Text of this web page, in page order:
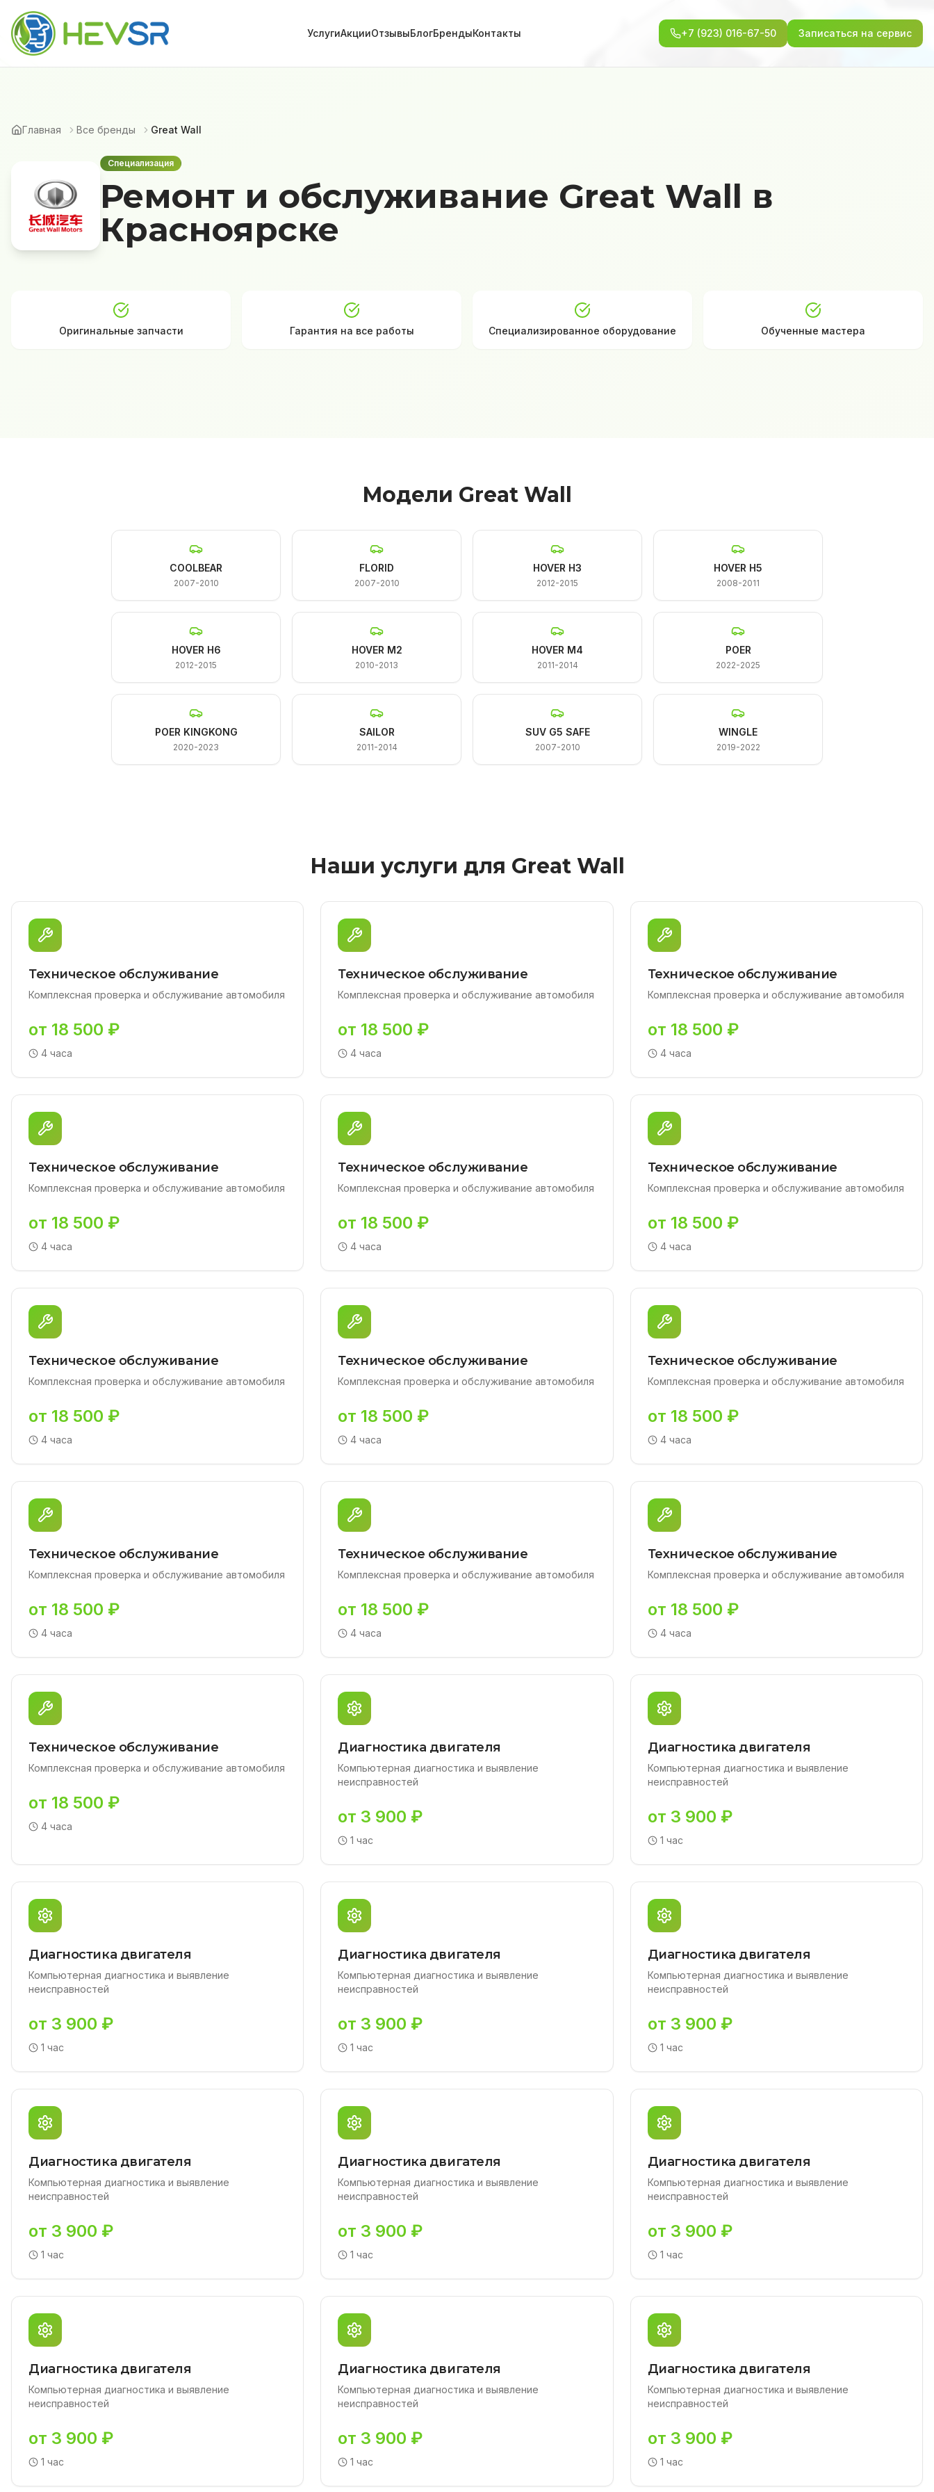
УслугиАкцииОтзывыБлогБрендыКонтакты +7 (923) 016-67-50 Записаться на сервис
Главная Все бренды Great Wall
Специализация
Ремонт и обслуживание Great Wall в
Красноярске
Оригинальные запчасти Гарантия на все работы Специализированное оборудование Обученные мастера
Модели Great Wall
COOLBEAR
2007-2010
FLORID
2007-2010
HOVER H3
2012-2015
HOVER H5
2008-2011
HOVER H6
2012-2015
HOVER M2
2010-2013
HOVER M4
2011-2014
POER
2022-2025
POER KINGKONG
2020-2023
SAILOR
2011-2014
SUV G5 SAFE
2007-2010
WINGLE
2019-2022
Наши услуги для Great Wall
Техническое обслуживание
Комплексная проверка и обслуживание автомобиля
от 18 500 ₽
4 часа
Техническое обслуживание
Комплексная проверка и обслуживание автомобиля
от 18 500 ₽
4 часа
Техническое обслуживание
Комплексная проверка и обслуживание автомобиля
от 18 500 ₽
4 часа
Техническое обслуживание
Комплексная проверка и обслуживание автомобиля
от 18 500 ₽
4 часа
Техническое обслуживание
Комплексная проверка и обслуживание автомобиля
от 18 500 ₽
4 часа
Техническое обслуживание
Комплексная проверка и обслуживание автомобиля
от 18 500 ₽
4 часа
Техническое обслуживание
Комплексная проверка и обслуживание автомобиля
от 18 500 ₽
4 часа
Техническое обслуживание
Комплексная проверка и обслуживание автомобиля
от 18 500 ₽
4 часа
Техническое обслуживание
Комплексная проверка и обслуживание автомобиля
от 18 500 ₽
4 часа
Техническое обслуживание
Комплексная проверка и обслуживание автомобиля
от 18 500 ₽
4 часа
Техническое обслуживание
Комплексная проверка и обслуживание автомобиля
от 18 500 ₽
4 часа
Техническое обслуживание
Комплексная проверка и обслуживание автомобиля
от 18 500 ₽
4 часа
Техническое обслуживание
Комплексная проверка и обслуживание автомобиля
от 18 500 ₽
4 часа
Диагностика двигателя
Компьютерная диагностика и выявление
неисправностей
от 3 900 ₽
1 час
Диагностика двигателя
Компьютерная диагностика и выявление
неисправностей
от 3 900 ₽
1 час
Диагностика двигателя
Компьютерная диагностика и выявление
неисправностей
от 3 900 ₽
1 час
Диагностика двигателя
Компьютерная диагностика и выявление
неисправностей
от 3 900 ₽
1 час
Диагностика двигателя
Компьютерная диагностика и выявление
неисправностей
от 3 900 ₽
1 час
Диагностика двигателя
Компьютерная диагностика и выявление
неисправностей
от 3 900 ₽
1 час
Диагностика двигателя
Компьютерная диагностика и выявление
неисправностей
от 3 900 ₽
1 час
Диагностика двигателя
Компьютерная диагностика и выявление
неисправностей
от 3 900 ₽
1 час
Диагностика двигателя
Компьютерная диагностика и выявление
неисправностей
от 3 900 ₽
1 час
Диагностика двигателя
Компьютерная диагностика и выявление
неисправностей
от 3 900 ₽
1 час
Диагностика двигателя
Компьютерная диагностика и выявление
неисправностей
от 3 900 ₽
1 час